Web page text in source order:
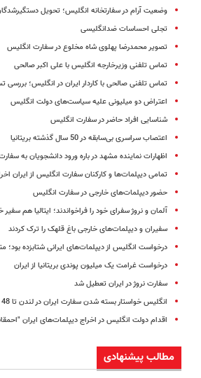
وضعیت آرام در سفارتخانه انگلیس؛ تحویل
تجلی احساسات ضدانگلیسی
تصویر محمدرضا پهلوی شاه مخلوع در سفارت انگلیس
تماس تلفنی وزیرخارجه انگلیس با علی اکبر صالحی
تماس تلفنی صالحی با کاردار ایران در انگلیس؛
اعتراض دو میلیونی علیه سیاست‌های دولت انگلیس
شناسایی افراد حاضر در سفارت انگلیس
اعتصاب سراسری بی‌سابقه در 50 سال گذشته بریتانیا
اظهارات نماینده مشهد در باره ورود دانشجویان به
تمامی دیپلمات‌‌ها و کارکنان سفارت انگلیس از ایران
حضور دیپلمات‌های خارجی در سفارت انگلیس
آلمان و نروژ سفرای خود را فراخواندند؛ ایتالیا هم سفیر
سفیران و دیپلمات‌های خارجی باغ قلهک را ترک کردند
درخواست انگلیس از دیپلمات‌های ایرانی شتابزده بود؛
درخواست غرامت یک میلیون پوندی بریتانیا از ایران
سفارت نروژ در ایران تعطیل شد
انگلیس خواستار بسته شدن سفارت ایران در لندن تا 48 ساعت آینده شد
اقدام دولت انگلیس در اخراج دیپلمات‌های ایران
مطالب پیشنهادی